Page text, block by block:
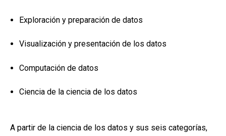
Exploración y preparación de datos
Visualización y presentación de los datos
Computación de datos
Ciencia de la ciencia de los datos
A partir de la ciencia de los datos y sus seis categorías,